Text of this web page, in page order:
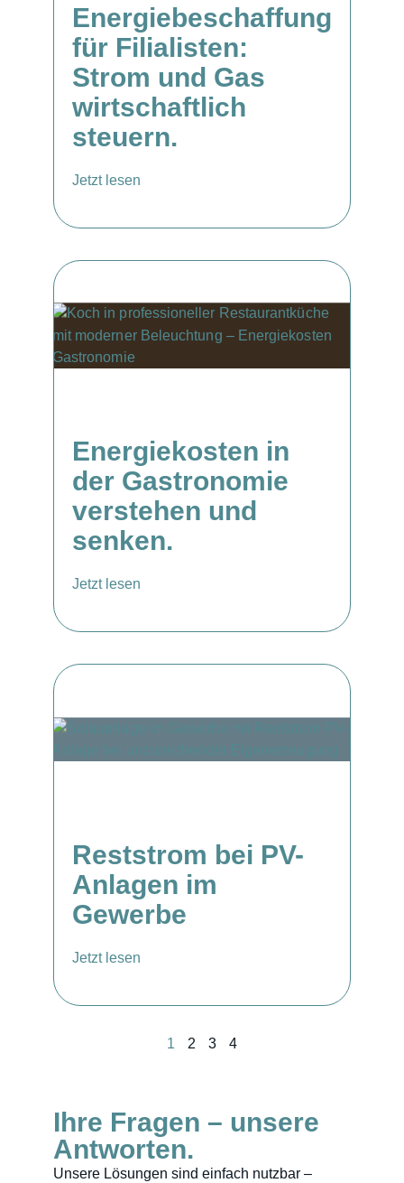
Energiebeschaffung
für Filialisten:
Strom und Gas
wirtschaftlich
steuern.
Jetzt lesen
Energiekosten in
der Gastronomie
verstehen und
senken.
Jetzt lesen
Reststrom bei PV-
Anlagen im
Gewerbe
Jetzt lesen
1 2 3 4
Ihre Fragen – unsere
Antworten.
Unsere Lösungen sind einfach nutzbar –